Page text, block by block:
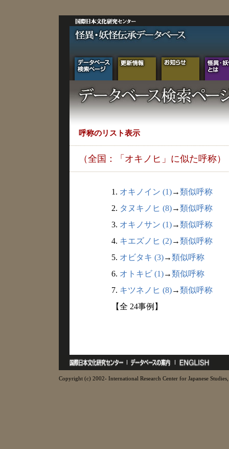
呼称のリスト表示
（全国：「オキノヒ」に似た呼称）
1. オキノイン (1)→類似呼称
2. タヌキノヒ (8)→類似呼称
3. オキノサン (1)→類似呼称
4. キエズノヒ (2)→類似呼称
5. オビタキ (3)→類似呼称
6. オトキビ (1)→類似呼称
7. キツネノヒ (8)→類似呼称
【全 24事例】
Copyright (c) 2002- International Research Center for Japanese